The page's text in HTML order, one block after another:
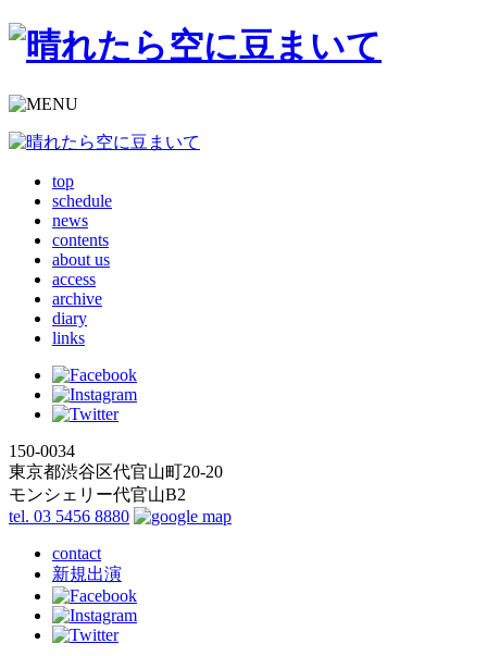
top
schedule
news
contents
about us
access
archive
diary
links
150-0034
東京都渋谷区代官山町20-20
モンシェリー代官山B2
tel. 03 5456 8880
contact
新規出演